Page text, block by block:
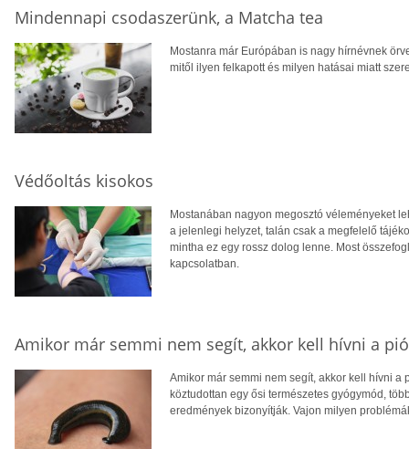
Mindennapi csodaszerünk, a Matcha tea
Mostanra már Európában is nagy hírnévnek
mitől ilyen felkapott és milyen hatásai miatt
Védőoltás kisokos
Mostanában nagyon megosztó véleményeket
a jelenlegi helyzet, talán csak a megfelelő
mintha ez egy rossz dolog lenne. Most
kapcsolatban.
Amikor már semmi nem segít, akkor kell hívni a
Amikor már semmi nem segít, akkor kell hívni a
köztudottan egy ősi természetes gyógymód,
eredmények bizonyítják. Vajon milyen